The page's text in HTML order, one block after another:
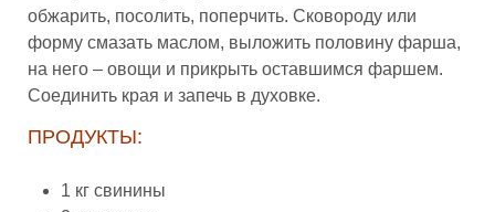
обжарить, посолить, поперчить. Сковороду или
форму смазать маслом, выложить половину фарша,
на него – овощи и прикрыть оставшимся фаршем.
Соединить края и запечь в духовке.
ПРОДУКТЫ:
1 кг свинины